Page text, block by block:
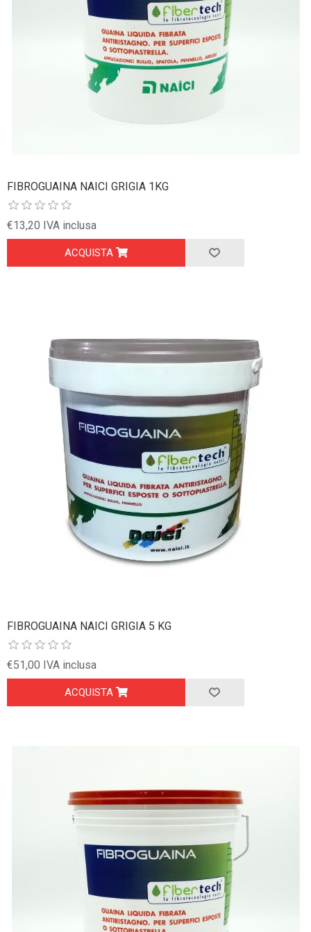
FIBROGUAINA NAICI GRIGIA 1KG
€13,20 IVA inclusa
ACQUISTA
FIBROGUAINA NAICI GRIGIA 5 KG
€51,00 IVA inclusa
ACQUISTA